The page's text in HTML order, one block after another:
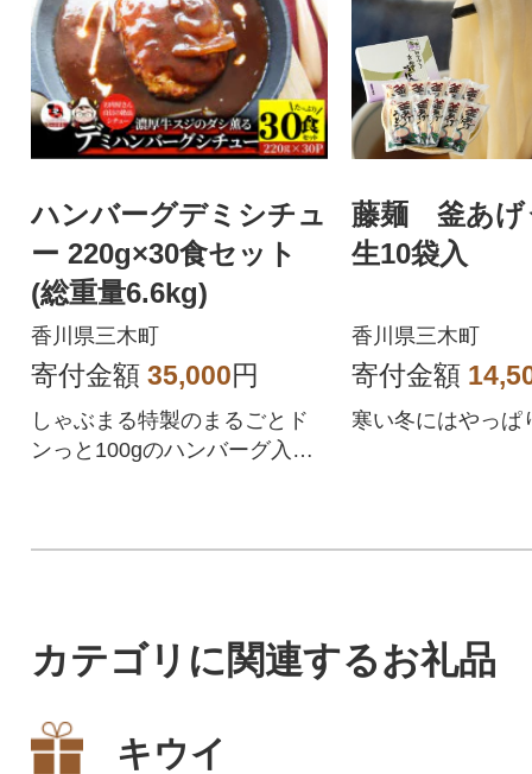
ハンバーグデミシチュ
ー 220g×30食セット
(総重量6.6kg)
香川県三木町
寄付金額 35,000円
しゃぶまる特製のまるごとド
ンっと100gのハンバーグ入り!
藤麺 釜あげ
生10袋入
香川県三木町
寄付金額
寒い冬にはやっぱ
カテゴリに関連するお礼品
キウイ